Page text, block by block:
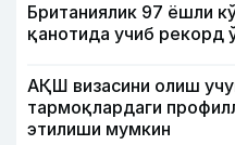
Британиялик 97 ёшли
қанотида учиб рекорд
АҚШ визасини олиш
тармоқлардаги
этилиши мумкин